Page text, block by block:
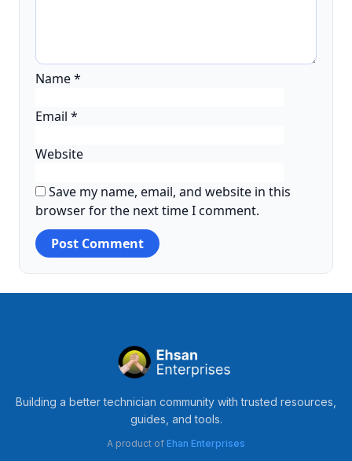
Name*
Email *
Website
Save my name, email, and website in this
browser for the next time I comment.
Building a better technician community with trusted resources,
guides, and tools.
A product of Ehan Enterprises